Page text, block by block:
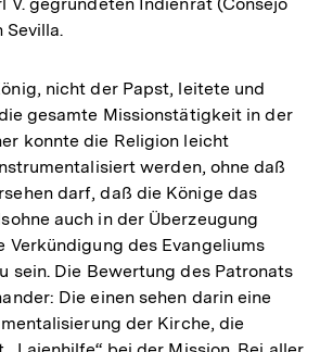
nicht der Papst, leitete und
gesamte Missionstätigkeit in der
konnte die Religion leicht
werden, ohne daß
darf, daß die Könige das
auch in der Überzeugung
Verkündigung des Evangeliums
sein. Die Bewertung des Patronats
Die einen sehen darin eine
der Kirche, die